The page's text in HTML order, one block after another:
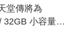
堂傳將為
32GB 小容量遊